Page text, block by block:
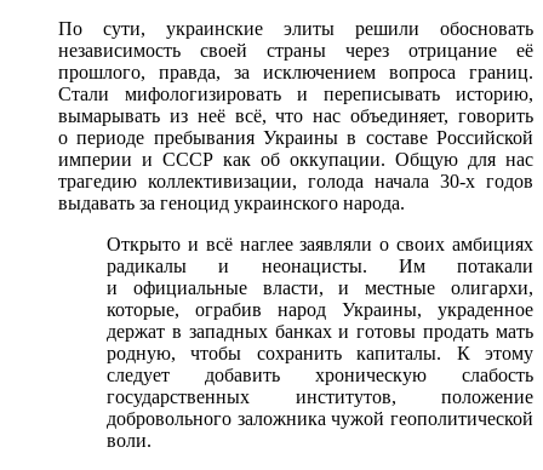
По сути, украинские элиты решили обосновать
независимость своей страны через отрицание её
прошлого, правда, за исключением вопроса границ.
Стали мифологизировать и переписывать историю,
вымарывать из неё всё, что нас объединяет, говорить
о периоде пребывания Украины в составе Российской
империи и СССР как об оккупации. Общую для нас
трагедию коллективизации, голода начала 30-х годов
выдавать за геноцид украинского народа.
Открыто и всё наглее заявляли о своих амбициях
радикалы и неонацисты. Им потакали
и официальные власти, и местные олигархи,
которые, ограбив народ Украины, украденное
держат в западных банках и готовы продать мать
родную, чтобы сохранить капиталы. К этому
следует добавить хроническую слабость
государственных институтов, положение
добровольного заложника чужой геополитической
воли.